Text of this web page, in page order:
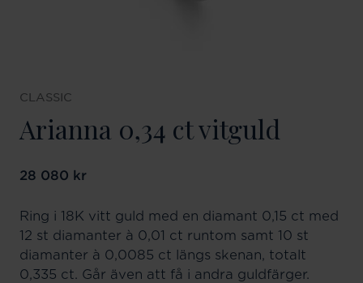
CLASSIC
Arianna 0,34 ct vitguld
Pris:28 080 kr
28 080 kr
Ring i 18K vitt guld med en diamant 0,15 ct med
12 st diamanter à 0,01 ct runtom samt 10 st
diamanter à 0,0085 ct längs skenan, totalt
0,335 ct. Går även att få i andra guldfärger.